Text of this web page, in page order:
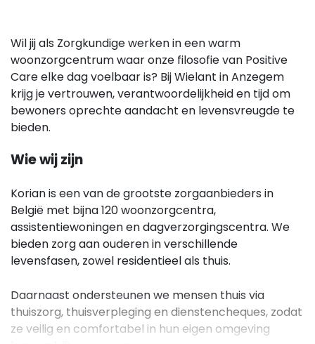
Wil jij als Zorgkundige werken in een warm
woonzorgcentrum waar onze filosofie van Positive
Care elke dag voelbaar is? Bij Wielant in Anzegem
krijg je vertrouwen, verantwoordelijkheid en tijd om
bewoners oprechte aandacht en levensvreugde te
bieden.
Wie wij zijn
Korian is een van de grootste zorgaanbieders in
België met bijna 120 woonzorgcentra,
assistentiewoningen en dagverzorgingscentra. We
bieden zorg aan ouderen in verschillende
levensfasen, zowel residentieel als thuis.
Daarnaast ondersteunen we mensen thuis via
thuiszorg, thuisverpleging en dienstencheques, zodat
ze veilig en comfortabel in hun eigen omgeving